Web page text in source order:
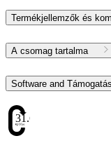
Termékjellemzők és
A csomag tartalma
Software and Támogatás
31.6